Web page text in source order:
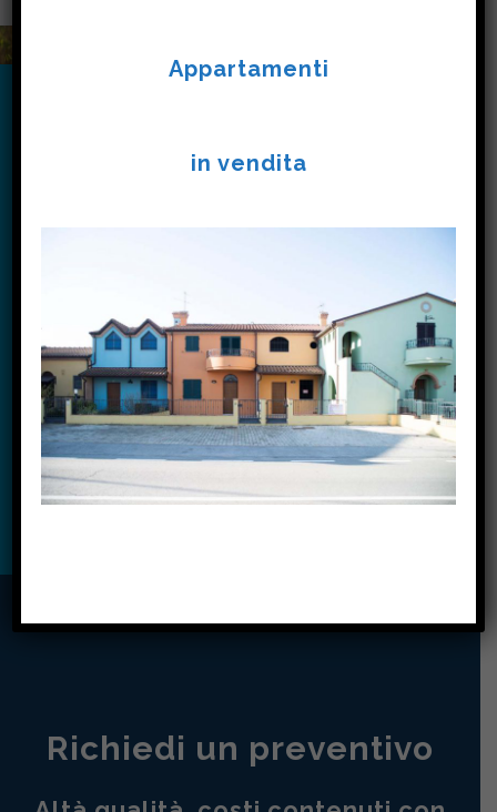
Richiedi un preventivo
Appartamenti
in vendita